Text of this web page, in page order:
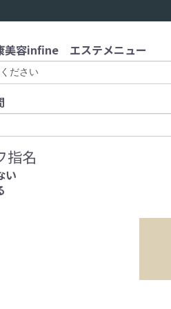
美容infine エステメニュー
指名
い